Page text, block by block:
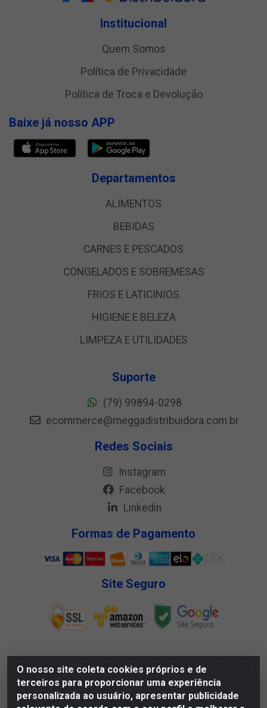
O nosso site coleta cookies próprios e de
terceiros para proporcionar uma experiência
personalizada ao usuário, apresentar publicidade
Institucional
Quem Somos
Política de Privacidade
Política de Troca e Devolução
Baixe já nosso APP
Departamentos
ALIMENTOS
BEBIDAS
CARNES E PESCADOS
CONGELADOS E SOBREMESAS
FRIOS E LATICINIOS
HIGIENE E BELEZA
LIMPEZA E UTILIDADES
Suporte
(79) 99894-0298
ecommerce@meggadistribuidora.com.br
Redes Sociais
Instagram
Facebook
Linkedin
Formas de Pagamento
Site Seguro
Megga Distribuidora LTDA - Rua Deputado Jesse Ferreira
Trindade, 1328 - Matadouro, Propriá/SE - CEP 49.900-000 -
CNPJ 07.488.144/0001-88